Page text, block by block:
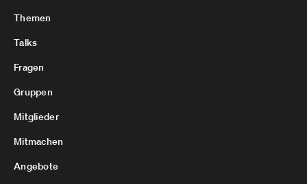
Themen
Talks
Fragen
Gruppen
Mitglieder
Mitmachen
Angebote